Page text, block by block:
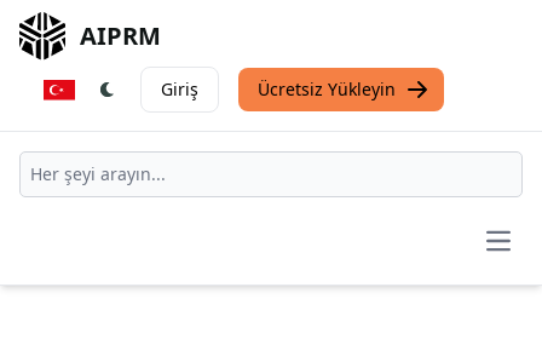
AIPRM
Giriş Ücretsiz Yükleyin